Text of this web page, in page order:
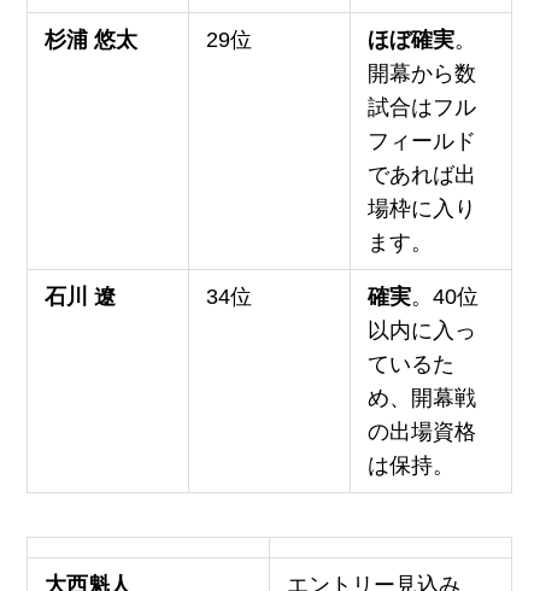
杉浦 悠太 29位 ほぼ確実。
開幕から数
試合はフル
フィールド
であれば出
場枠に入り
ます。
石川 遼 34位 確実。40位
以内に入っ
ているた
め、開幕戦
の出場資格
は保持。
大西魁人 エントリー見込み